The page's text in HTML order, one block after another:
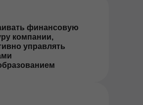
финансовую
компании,
управлять